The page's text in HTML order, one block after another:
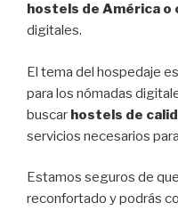
hostels de América o
digitales.
El tema del hospedaje
para los nómadas
buscar hostels de
servicios necesarios
Estamos seguros de
reconfortado y podrás